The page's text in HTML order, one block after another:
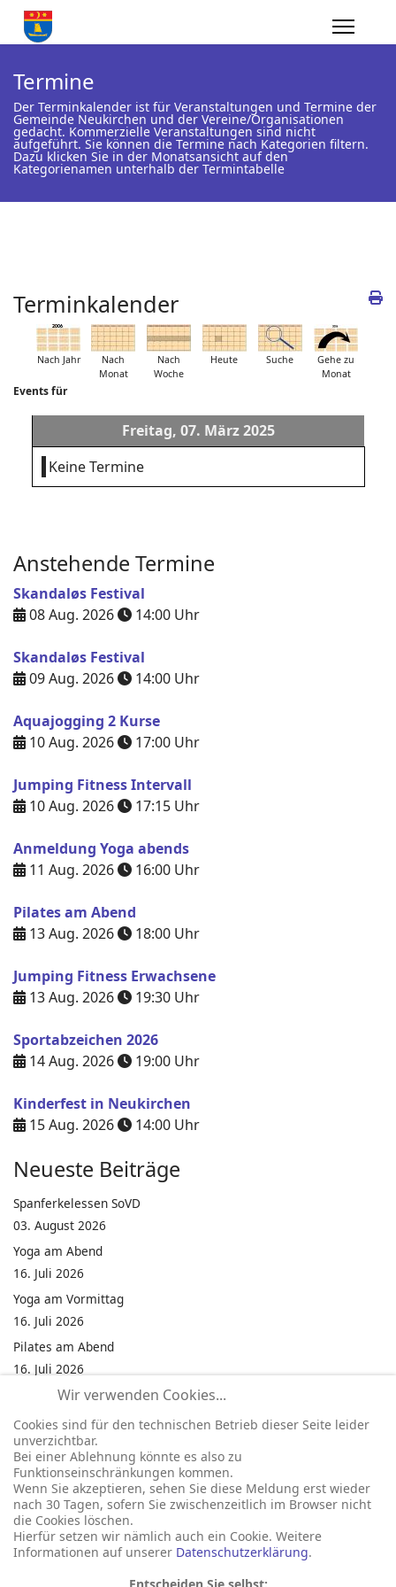
Termine
Der Terminkalender ist für Veranstaltungen und Termine der
Gemeinde Neukirchen und der Vereine/Organisationen
gedacht. Kommerzielle Veranstaltungen sind nicht
aufgeführt. Sie können die Termine nach Kategorien filtern.
Dazu klicken Sie in der Monatsansicht auf den
Kategorienamen unterhalb der Termintabelle
Terminkalender
Nach Jahr
Nach
Monat
Nach
Woche
Heute Suche
Gehe zu
Monat
Events für
Freitag, 07. März 2025
Keine Termine
Anstehende Termine
Skandaløs Festival
08 Aug. 2026
14:00 Uhr
Skandaløs Festival
09 Aug. 2026
14:00 Uhr
Aquajogging 2 Kurse
10 Aug. 2026
17:00 Uhr
Jumping Fitness Intervall
10 Aug. 2026
17:15 Uhr
Anmeldung Yoga abends
11 Aug. 2026
16:00 Uhr
Pilates am Abend
13 Aug. 2026
18:00 Uhr
Jumping Fitness Erwachsene
13 Aug. 2026
19:30 Uhr
Sportabzeichen 2026
14 Aug. 2026
19:00 Uhr
Kinderfest in Neukirchen
15 Aug. 2026
14:00 Uhr
Neueste Beiträge
Spanferkelessen SoVD
03. August 2026
Yoga am Abend
16. Juli 2026
Yoga am Vormittag
16. Juli 2026
Pilates am Abend
16. Juli 2026
Jumping Fitness Intervall
16. Juli 2026
Jumping Fitness Erwachsene
16. Juli 2026
Kinderfest in Neukirchen
16. Juli 2026
Wir verwenden Cookies...
Cookies sind für den technischen Betrieb dieser Seite leider
unverzichtbar.
Bei einer Ablehnung könnte es also zu
Funktionseinschränkungen kommen.
Wenn Sie akzeptieren, sehen Sie diese Meldung erst wieder
nach 30 Tagen, sofern Sie zwischenzeitlich im Browser nicht
die Cookies löschen.
Hierfür setzen wir nämlich auch ein Cookie. Weitere
Informationen auf unserer Datenschutzerklärung.